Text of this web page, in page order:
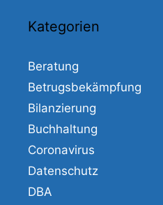
Kategorien
Beratung
Betrugsbekämpfung
Bilanzierung
Buchhaltung
Coronavirus
Datenschutz
DBA